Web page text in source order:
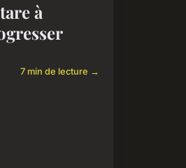
à
7 min de lecture →